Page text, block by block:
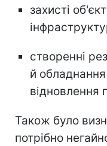
захисті
створенні
й
відновлення
Також було
потрібно